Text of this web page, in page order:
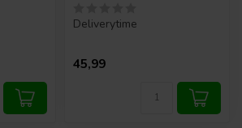
Deliverytime
45,99